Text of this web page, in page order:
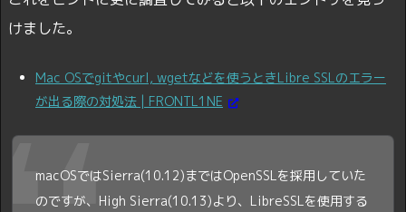
けました。
Mac OSでgitやcurl, wgetなどを使うときLibre SSLのエラー
が出る際の対処法 | FRONTL1NE
macOSではSierra(10.12)まではOpenSSLを採用していた
のですが、High Sierra(10.13)より、LibreSSLを使用する